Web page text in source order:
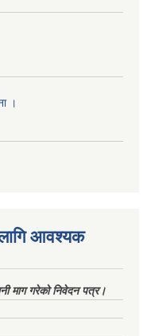
।
आवश्यक
माग गरेको निवेदन पत्र।